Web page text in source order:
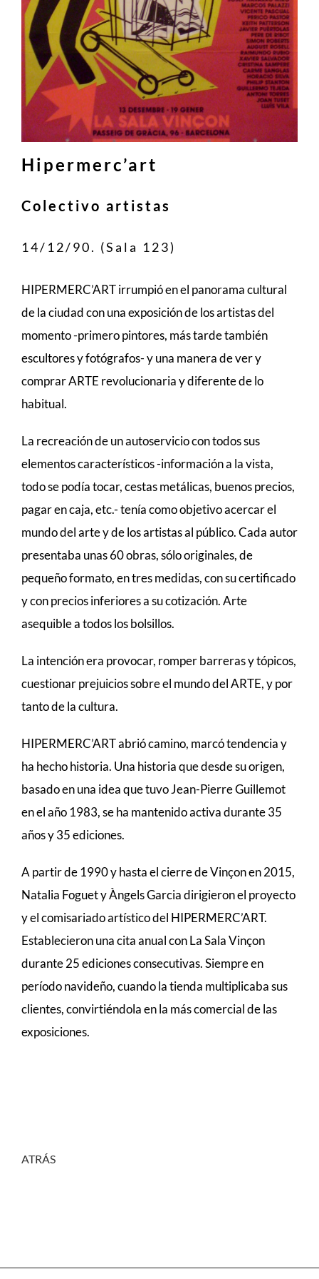
Hipermerc’art
Colectivo artistas
14/12/90. (Sala 123)
HIPERMERC’ART irrumpió en el panorama cultural
de la ciudad con una exposición de los artistas del
momento -primero pintores, más tarde también
escultores y fotógrafos- y una manera de ver y
comprar ARTE revolucionaria y diferente de lo
habitual.
La recreación de un autoservicio con todos sus
elementos característicos -información a la vista,
todo se podía tocar, cestas metálicas, buenos precios,
pagar en caja, etc.- tenía como objetivo acercar el
mundo del arte y de los artistas al público. Cada autor
presentaba unas 60 obras, sólo originales, de
pequeño formato, en tres medidas, con su certificado
y con precios inferiores a su cotización. Arte
asequible a todos los bolsillos.
La intención era provocar, romper barreras y tópicos,
cuestionar prejuicios sobre el mundo del ARTE, y por
tanto de la cultura.
HIPERMERC’ART abrió camino, marcó tendencia y
ha hecho historia. Una historia que desde su origen,
basado en una idea que tuvo Jean-Pierre Guillemot
en el año 1983, se ha mantenido activa durante 35
años y 35 ediciones.
A partir de 1990 y hasta el cierre de Vinçon en 2015,
Natalia Foguet y Àngels Garcia dirigieron el proyecto
y el comisariado artístico del HIPERMERC’ART.
Establecieron una cita anual con La Sala Vinçon
durante 25 ediciones consecutivas. Siempre en
período navideño, cuando la tienda multiplicaba sus
clientes, convirtiéndola en la más comercial de las
exposiciones.
ATRÁS